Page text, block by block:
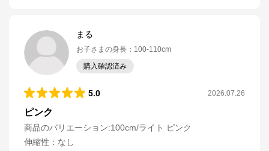
まる
お子さまの身長 ： 100-110cm
購入確認済み
5.0 2026.07.26
ピンク
商品のバリエーション:100cm/ライト ピンク
伸縮性 ： なし